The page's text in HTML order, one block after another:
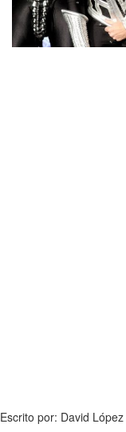
Escrito por: David López